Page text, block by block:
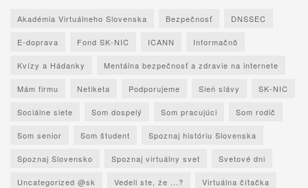
Akadémia Virtuálneho Slovenska Bezpečnosť DNSSEC
E-doprava Fond SK-NIC ICANN Informačnô
Kvízy a Hádanky Mentálna bezpečnosť a zdravie na internete
Mám firmu Netiketa Podporujeme Sieň slávy SK-NIC
Sociálne siete Som dospelý Som pracujúci Som rodič
Som senior Som študent Spoznaj históriu Slovenska
Spoznaj Slovensko Spoznaj virtuálny svet Svetové dni
Uncategorized @sk Vedeli ste, že ...? Virtuálna čítačka